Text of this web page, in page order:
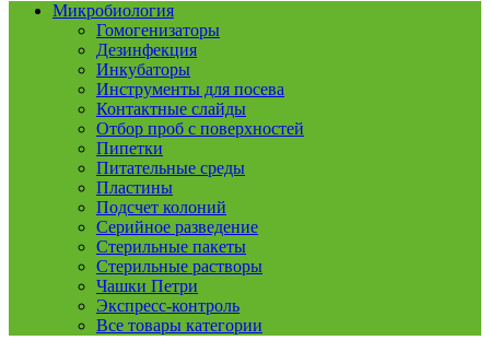
Микробиология
Гомогенизаторы
Дезинфекция
Инкубаторы
Инструменты для посева
Контактные слайды
Отбор проб с поверхностей
Пипетки
Питательные среды
Пластины
Подсчет колоний
Серийное разведение
Стерильные пакеты
Стерильные растворы
Чашки Петри
Экспресс-контроль
Все товары категории